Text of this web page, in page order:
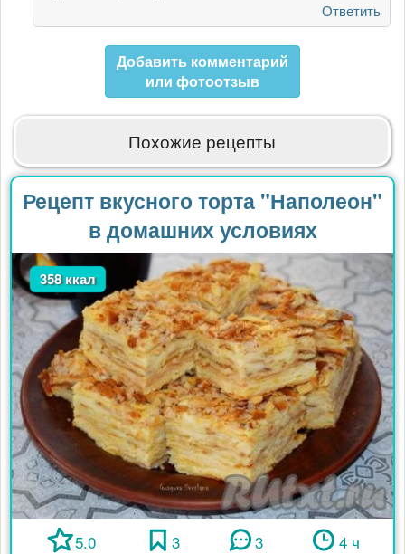
не
Ответить
Добавить комментарий
или фотоотзыв
Похожие рецепты
Рецепт вкусного торта "Наполеон"
в домашних условиях
358 ккал
5.0 3 3 4 ч